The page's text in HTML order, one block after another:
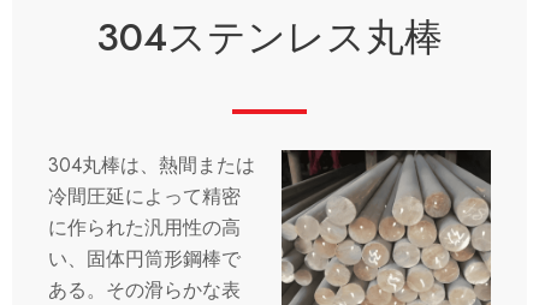
304ステンレス丸棒
304丸棒は、熱間または
冷間圧延によって精密
に作られた汎用性の高
い、固体円筒形鋼棒で
ある。その滑らかな表